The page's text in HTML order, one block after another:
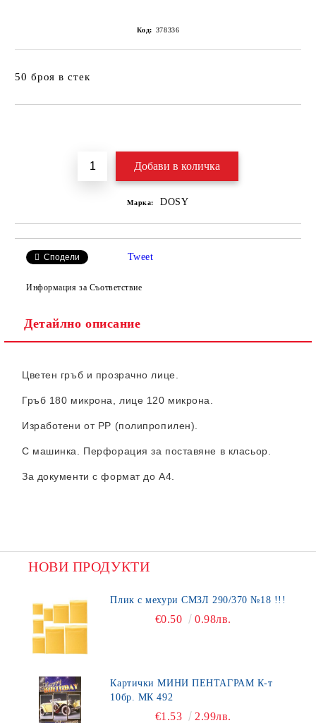
Код: 378336
50 броя в стек
Марка: DOSY
Сподели Tweet
Информация за Съответствие
Детайлно описание
Цветен гръб и прозрачно лице.
Гръб 180 микрона, лице 120 микрона.
Изработени от PP (полипропилен).
С машинка. Перфорация за поставяне в класьор.
За документи с формат до А4.
НОВИ ПРОДУКТИ
Плик с мехури СМЗЛ 290/370 №18 !!!
€0.50 0.98лв.
Картички МИНИ ПЕНТАГРАМ К-т
10бр. МК 492
€1.53 2.99лв.